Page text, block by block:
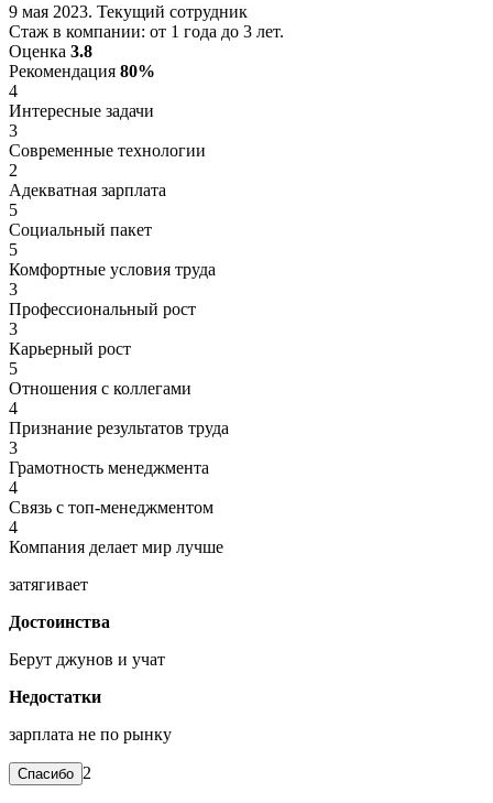
9 мая 2023. Текущий сотрудник
Стаж в компании: от 1 года до 3 лет.
Оценка 3.8
Рекомендация 80%
4
Интересные задачи
3
Современные технологии
2
Адекватная зарплата
5
Социальный пакет
5
Комфортные условия труда
3
Профессиональный рост
3
Карьерный рост
5
Отношения с коллегами
4
Признание результатов труда
3
Грамотность менеджмента
4
Связь с топ-менеджментом
4
Компания делает мир лучше
затягивает
Достоинства
Берут джунов и учат
Недостатки
зарплата не по рынку
2